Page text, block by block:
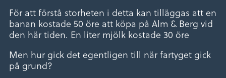
För att förstå storheten i detta kan tilläggas att en
banan kostade 50 öre att köpa på Alm & Berg vid
den här tiden. En liter mjölk kostade 30 öre
Men hur gick det egentligen till när fartyget gick
på grund?